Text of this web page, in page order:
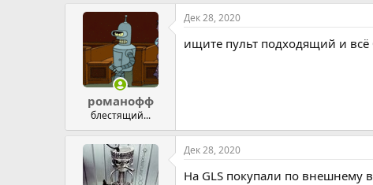
романофф
блестящий...
Дек 28, 2020
ищите пульт подходящий и всё
Дек 28, 2020
На GLS покупали по внешнему